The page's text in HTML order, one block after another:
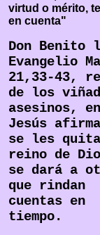
virtud o mérito,
en cuenta"
Don Benito
Evangelio
21,33-43,
de los
asesinos,
Jesús
se les
reino de
se dará a
que rindan
cuentas en
tiempo.